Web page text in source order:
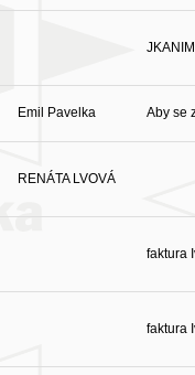
Emil Pavelka Aby se
RENÁTA LVOVÁ
faktura
faktura